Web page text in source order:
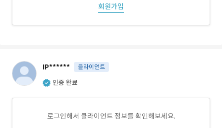
회원가입
IP****** 클라이언트
인증 완료
로그인해서 클라이언트 정보를 확인해보세요.